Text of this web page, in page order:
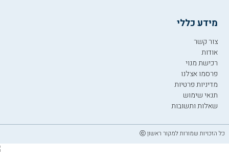
מידע כללי
צור קשר
אודות
רכישת מנוי
פרסמו אצלנו
מדיניות פרטיות
תנאי שימוש
שאלות ותשובות
כל הזכויות שמורות למקור ראשון ⓒ